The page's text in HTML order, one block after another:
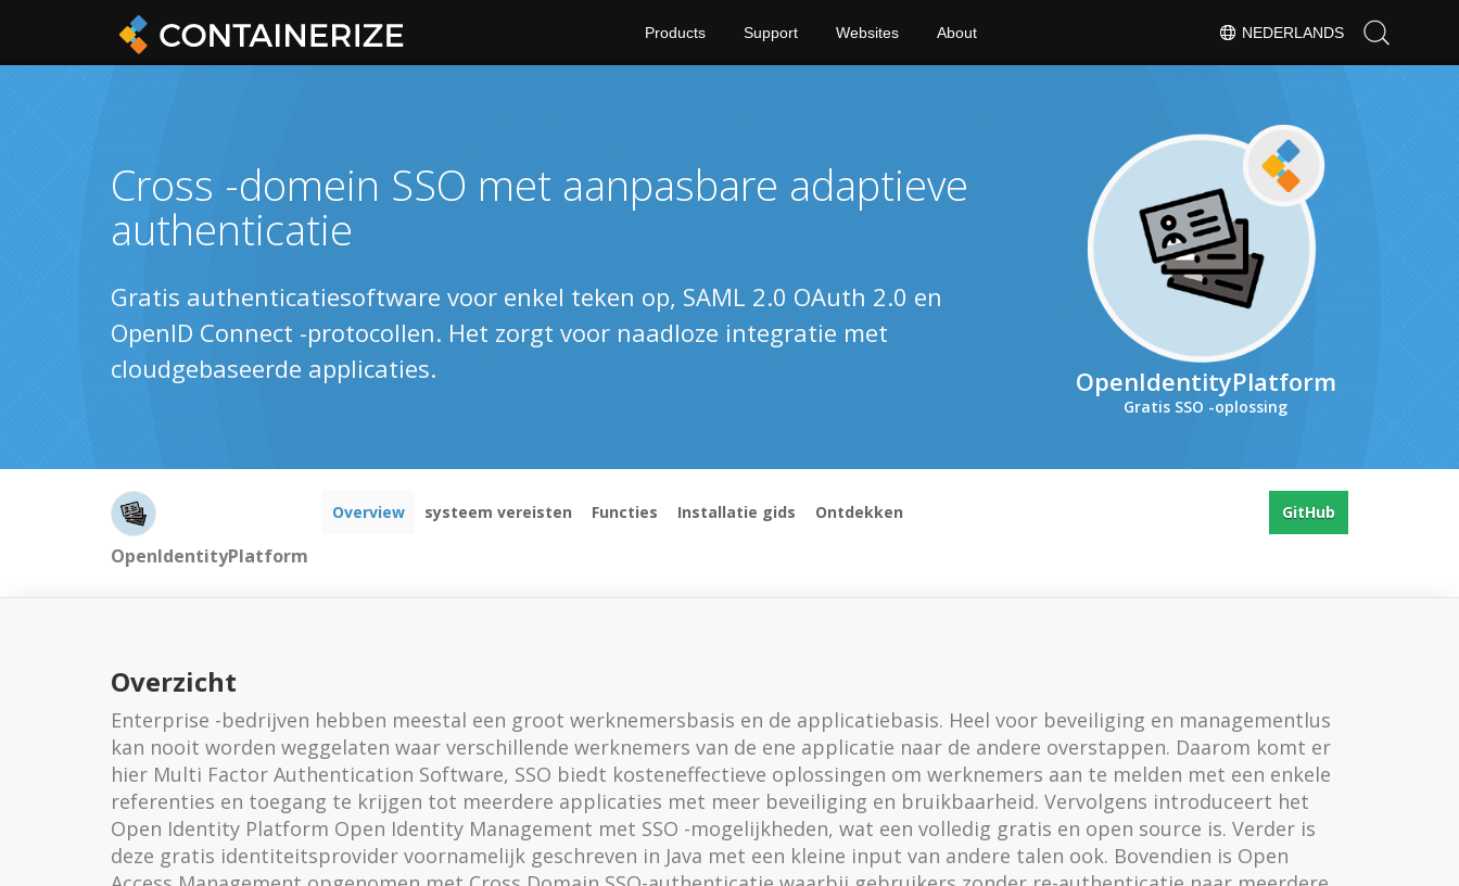
NEDERLANDS
Products Support Websites About
OpenIdentityPlatform
Gratis SSO -oplossing
Cross -domein SSO met aanpasbare adaptieve
authenticatie
Gratis authenticatiesoftware voor enkel teken op, SAML 2.0 OAuth 2.0 en
OpenID Connect -protocollen. Het zorgt voor naadloze integratie met
cloudgebaseerde applicaties.
OpenIdentityPlatform
Overview systeem vereisten Functies Installatie gids Ontdekken GitHub
Overzicht
Enterprise -bedrijven hebben meestal een groot werknemersbasis en de applicatiebasis. Heel voor beveiliging en managementlus
kan nooit worden weggelaten waar verschillende werknemers van de ene applicatie naar de andere overstappen. Daarom komt er
hier Multi Factor Authentication Software, SSO biedt kosteneffectieve oplossingen om werknemers aan te melden met een enkele
referenties en toegang te krijgen tot meerdere applicaties met meer beveiliging en bruikbaarheid. Vervolgens introduceert het
Open Identity Platform Open Identity Management met SSO -mogelijkheden, wat een volledig gratis en open source is. Verder is
deze gratis identiteitsprovider voornamelijk geschreven in Java met een kleine input van andere talen ook. Bovendien is Open